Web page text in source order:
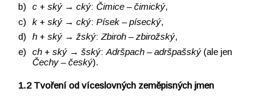
c + ský→ cký:Čimice –⁠⁠⁠⁠⁠⁠⁠⁠⁠⁠⁠⁠⁠⁠⁠⁠⁠⁠⁠⁠⁠⁠⁠⁠⁠⁠⁠⁠⁠⁠⁠⁠⁠⁠⁠⁠⁠⁠⁠⁠⁠⁠⁠⁠⁠⁠⁠⁠⁠⁠⁠⁠⁠⁠⁠⁠⁠⁠⁠⁠⁠⁠ čimický,
k + ský→ cký:Písek –⁠⁠⁠⁠⁠⁠⁠⁠⁠⁠⁠⁠⁠⁠⁠⁠⁠⁠⁠⁠⁠⁠⁠⁠⁠⁠⁠⁠⁠⁠⁠⁠⁠⁠⁠⁠⁠⁠⁠⁠⁠⁠⁠⁠⁠⁠⁠⁠⁠⁠⁠⁠⁠⁠⁠⁠⁠⁠⁠⁠⁠⁠ písecký,
h +ský→žský:Zbiroh –⁠⁠⁠⁠⁠⁠⁠⁠⁠⁠⁠⁠⁠⁠⁠⁠⁠⁠⁠⁠⁠⁠⁠⁠⁠⁠⁠⁠⁠⁠⁠⁠⁠⁠⁠⁠⁠⁠⁠⁠⁠⁠⁠⁠⁠⁠⁠⁠⁠⁠⁠⁠⁠⁠⁠⁠⁠⁠⁠⁠⁠⁠ zbirožský,
ch + ský→ šský:Adršpach –⁠⁠⁠⁠⁠⁠⁠⁠⁠⁠⁠⁠⁠⁠⁠⁠⁠⁠⁠⁠⁠⁠⁠⁠⁠⁠⁠⁠⁠⁠⁠⁠⁠⁠⁠⁠⁠⁠⁠⁠⁠⁠⁠⁠⁠⁠⁠⁠⁠⁠⁠⁠⁠⁠⁠⁠⁠⁠⁠⁠⁠⁠ adršpašský(ale jen
Čechy –⁠⁠⁠⁠⁠⁠⁠⁠⁠⁠⁠⁠⁠⁠⁠⁠⁠⁠⁠⁠⁠⁠⁠⁠⁠⁠⁠⁠⁠⁠⁠⁠⁠⁠⁠⁠⁠⁠⁠⁠⁠⁠⁠⁠⁠⁠⁠⁠⁠⁠⁠⁠⁠⁠⁠⁠⁠⁠⁠⁠⁠⁠ český).
Tvoření od víceslovných zeměpisných jmen